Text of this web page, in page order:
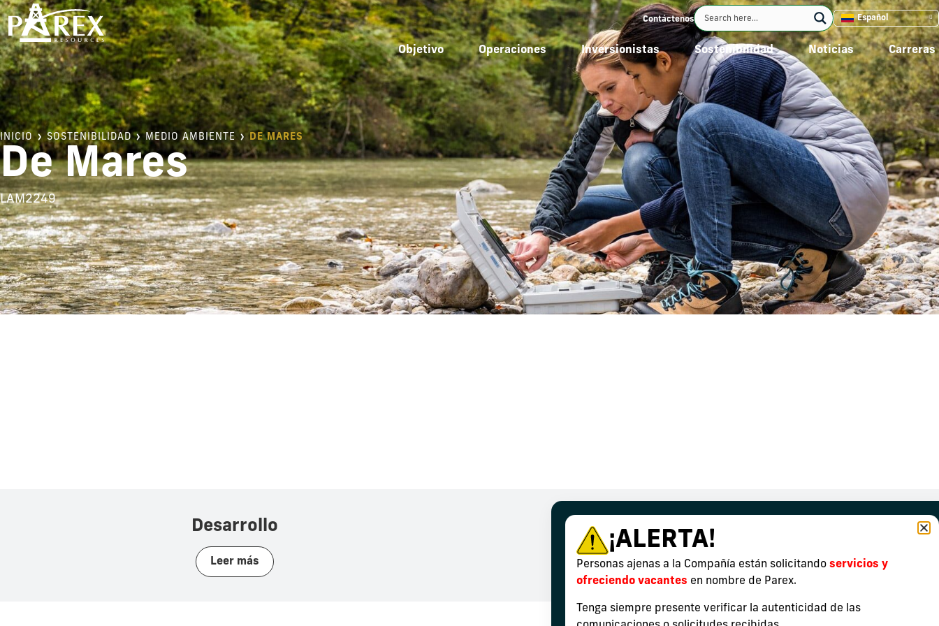
Contáctenos Español
Objetivo Operaciones Inversionistas Sostenibilidad Noticias Carreras
INICIO SOSTENIBILIDAD MEDIO AMBIENTE DE MARES
De Mares
LAM2249
Desarrollo
Leer más
Exploración
Leer más
¡ALERTA!
Personas ajenas a la Compañía están solicitando servicios y
ofreciendo vacantes en nombre de Parex.
Tenga siempre presente verificar la autenticidad de las